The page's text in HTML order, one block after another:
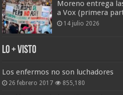
Moreno entrega
a Vox (primera
14 julio 2026
Lo + Visto
Los enfermos no son luchadores
26 febrero 2017 855,180